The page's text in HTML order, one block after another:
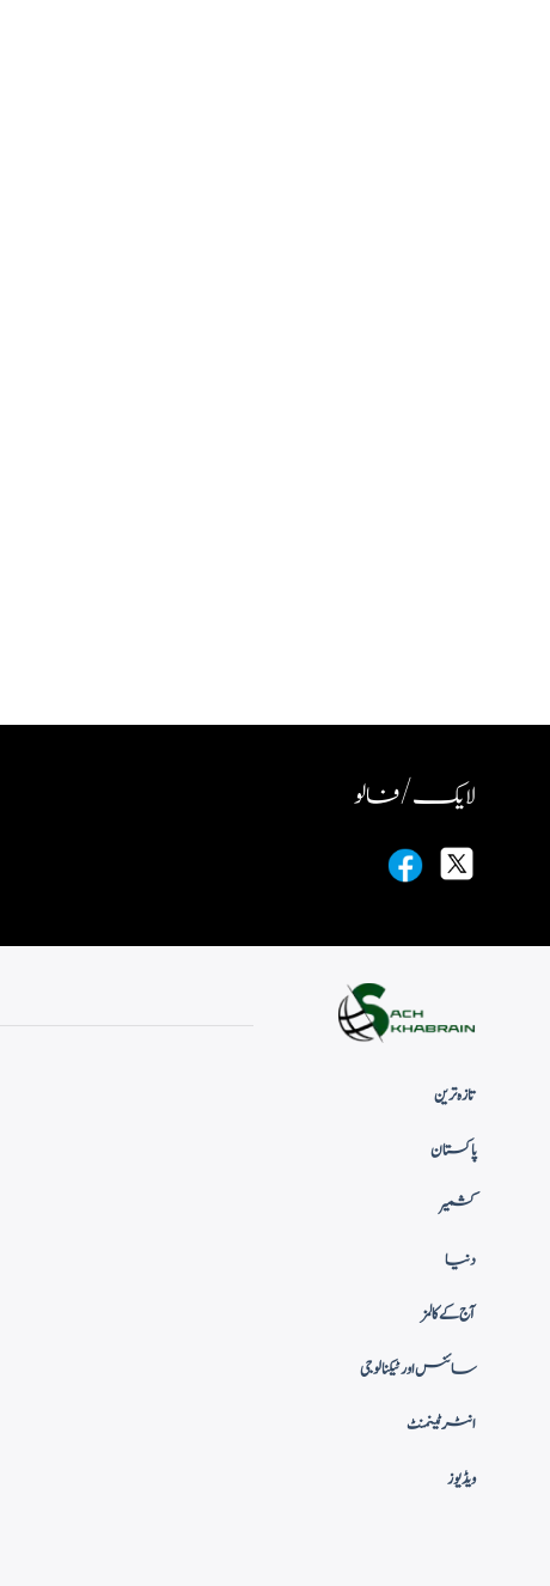
لایک / فالو
تازہ ترین
پاکستان
کشمیر
دنیا
آج کے کالمز
سائنس اور ٹیکنالوجی
انٹرٹینمنٹ
ویڈیوز